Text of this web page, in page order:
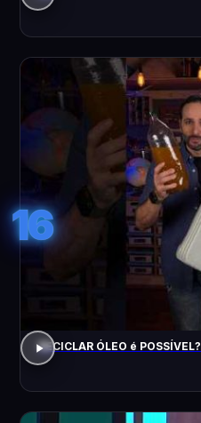
16
RECICLAR ÓLEO é POSSÍVEL?